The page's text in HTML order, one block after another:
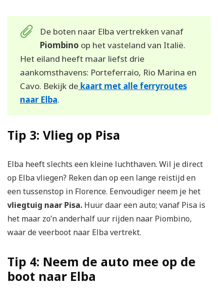
De boten naar Elba vertrekken vanaf
Piombino op het vasteland van Italië.
Het eiland heeft maar liefst drie
aankomsthavens: Porteferraio, Rio Marina en
Cavo. Bekijk de kaart met alle ferryroutes
naar Elba.
Tip 3: Vlieg op Pisa
Elba heeft slechts een kleine luchthaven. Wil je direct
op Elba vliegen? Reken dan op een lange reistijd en
een tussenstop in Florence. Eenvoudiger neem je het
vliegtuig naar Pisa. Huur daar een auto; vanaf Pisa is
het maar zo’n anderhalf uur rijden naar Piombino,
waar de veerboot naar Elba vertrekt.
Tip 4: Neem de auto mee op de
boot naar Elba